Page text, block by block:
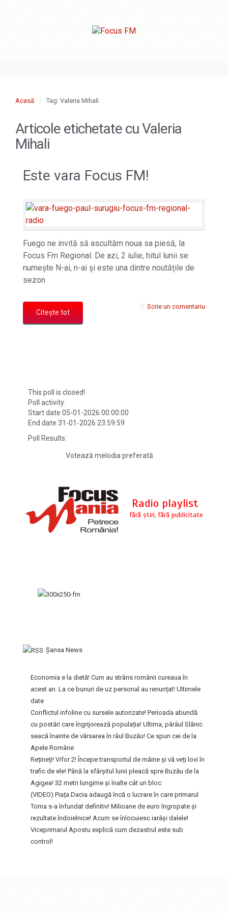
Acasă Tag: Valeria Mihali
Articole etichetate cuValeria
Mihali
Este vara Focus FM!
Fuego ne invită să ascultăm noua sa piesă, la
Focus Fm Regional. De azi, 2 iulie, hitul lunii se
numește N-ai, n-ai și este una dintre noutățile de
sezon
Citește tot
Scrie un comentariu
This poll is closed!
Poll activity:
Start date 05-01-2026 00:00:00
End date 31-01-2026 23:59:59
Poll Results:
Votează melodia preferată
Şansa News
Economia e la dietă! Cum au strâns românii cureaua în
acest an. La ce bunuri de uz personal au renunțat! Ultimele
date
Conflictul infoline cu sursele autorizate! Perioada abundă
cu postări care îngrijorează populația! Ultima, pârâul Slănic
seacă înainte de vărsarea în râul Buzău! Ce spun cei de la
Apele Române
Rețineți! Vifor 2! Începe transportul de mâine și vă veți lovi în
trafic de ele! Până la sfârșitul lunii pleacă spre Buzău de la
Agigea! 32 metri lungime și înalte cât un bloc
(VIDEO) Piața Dacia adaugă încă o lucrare în care primarul
Toma s-a înfundat definitiv! Milioane de euro îngropate și
rezultate îndoielnice! Acum se înlocuiesc iarăși dalele!
Viceprimarul Apostu explică cum dezastrul este sub
control!